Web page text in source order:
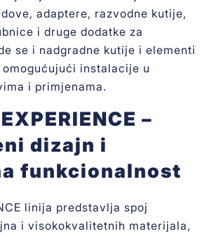
adaptere, razvodne kutije,
i druge dodatke za
se i nadgradne kutije i elementi
omogućujući instalacije u
i primjenama.
–
dizajn i
funkcionalnost
linija predstavlja spoj
i visokokvalitetnih materijala,